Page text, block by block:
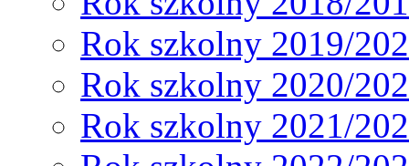
Rok szkolny 2019/
Rok szkolny 2020/
Rok szkolny 2021/